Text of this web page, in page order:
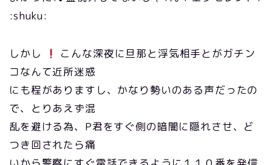
:shuku:
しかし
こんな深夜に旦那と浮気相手とがガチン
コなんて近所迷惑
にも程がありますし、かなり勢いのある声だったの
で、とりあえず混
乱を避ける為、P君をすぐ側の暗闇に隠れさせ、ど
つき回されたら痛